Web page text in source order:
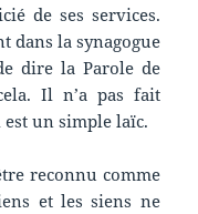
de ses services.
dans la synagogue
dire la Parole de
Il n’a pas fait
est un simple laïc.
reconnu comme
et les siens ne